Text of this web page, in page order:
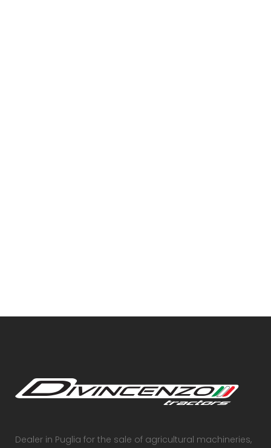
Dealer in Puglia for the sale of agricultural machineries,